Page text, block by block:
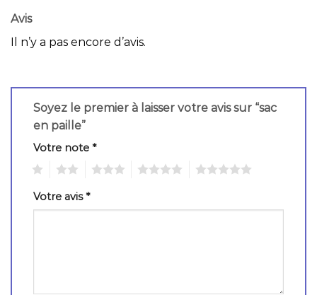
Avis
Il n’y a pas encore d’avis.
Soyez le premier à laisser votre avis sur “sac
en paille”
Votre note *
Votre avis*